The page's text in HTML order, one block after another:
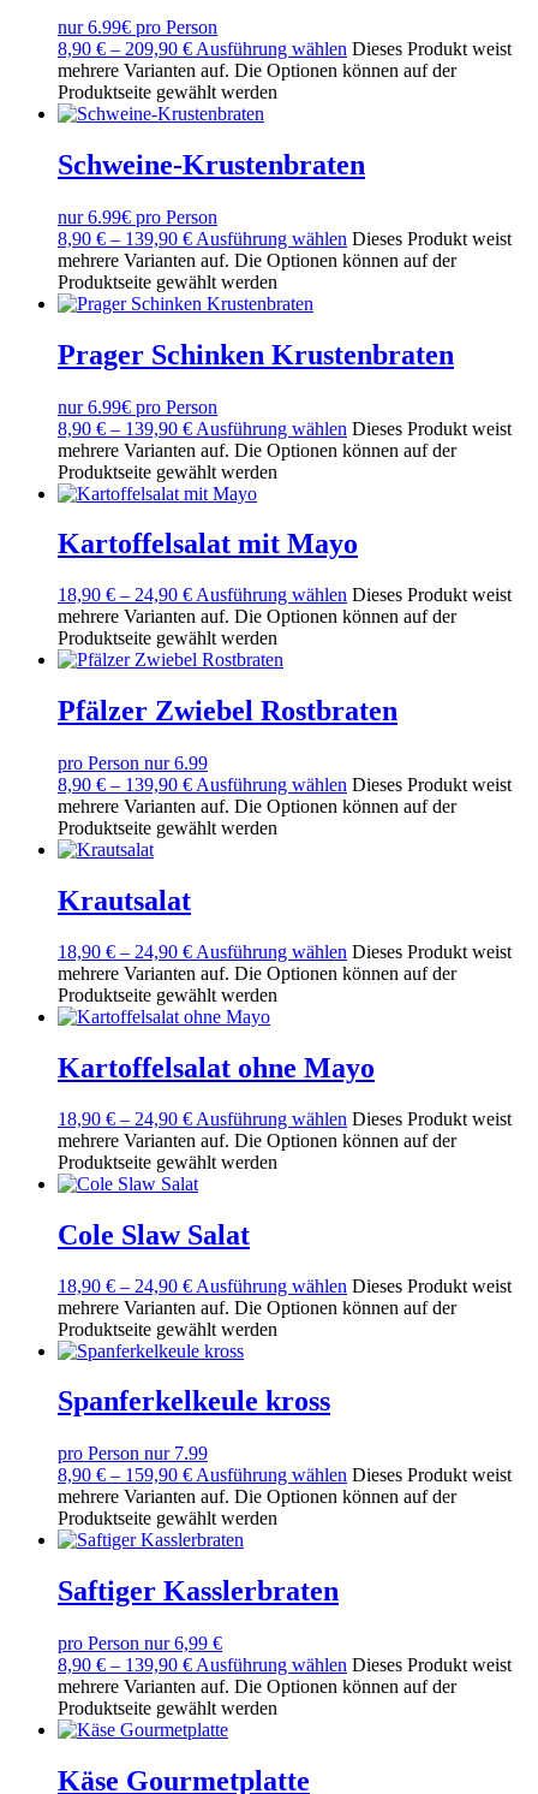
nur 6.99€ pro Person
8,90 € – 209,90 € Ausführung wählen Dieses Produkt weist
mehrere Varianten auf. Die Optionen können auf der
Produktseite gewählt werden
Schweine-Krustenbraten
nur 6.99€ pro Person
8,90 € – 139,90 € Ausführung wählen Dieses Produkt weist
mehrere Varianten auf. Die Optionen können auf der
Produktseite gewählt werden
Prager Schinken Krustenbraten
nur 6.99€ pro Person
8,90 € – 139,90 € Ausführung wählen Dieses Produkt weist
mehrere Varianten auf. Die Optionen können auf der
Produktseite gewählt werden
Kartoffelsalat mit Mayo
18,90 € – 24,90 € Ausführung wählen Dieses Produkt weist
mehrere Varianten auf. Die Optionen können auf der
Produktseite gewählt werden
Pfälzer Zwiebel Rostbraten
pro Person nur 6.99
8,90 € – 139,90 € Ausführung wählen Dieses Produkt weist
mehrere Varianten auf. Die Optionen können auf der
Produktseite gewählt werden
Krautsalat
18,90 € – 24,90 € Ausführung wählen Dieses Produkt weist
mehrere Varianten auf. Die Optionen können auf der
Produktseite gewählt werden
Kartoffelsalat ohne Mayo
18,90 € – 24,90 € Ausführung wählen Dieses Produkt weist
mehrere Varianten auf. Die Optionen können auf der
Produktseite gewählt werden
Cole Slaw Salat
18,90 € – 24,90 € Ausführung wählen Dieses Produkt weist
mehrere Varianten auf. Die Optionen können auf der
Produktseite gewählt werden
Spanferkelkeule kross
pro Person nur 7.99
8,90 € – 159,90 € Ausführung wählen Dieses Produkt weist
mehrere Varianten auf. Die Optionen können auf der
Produktseite gewählt werden
Saftiger Kasslerbraten
pro Person nur 6,99 €
8,90 € – 139,90 € Ausführung wählen Dieses Produkt weist
mehrere Varianten auf. Die Optionen können auf der
Produktseite gewählt werden
Käse Gourmetplatte